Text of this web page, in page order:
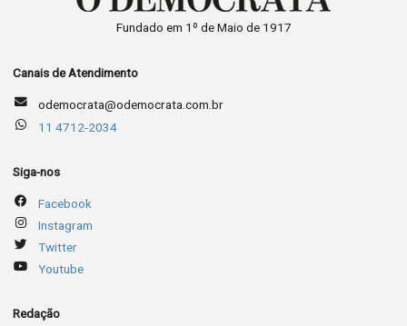
Fundado em 1º de Maio de 1917
Canais de Atendimento
odemocrata@odemocrata.com.br
11 4712-2034
Siga-nos
Facebook
Instagram
Twitter
Youtube
Redação